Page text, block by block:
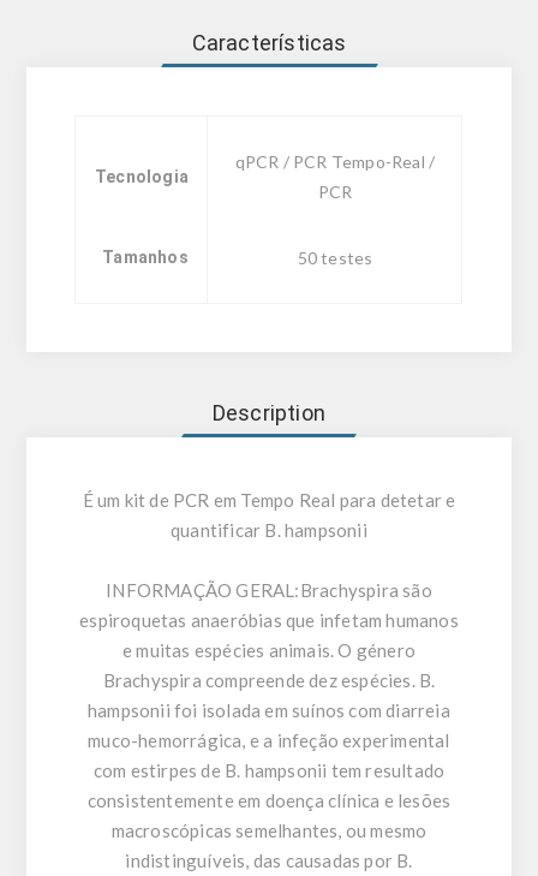
Características
Tecnologia
qPCR / PCR Tempo-Real /
PCR
Tamanhos 50 testes
Description
É um kit de PCR em Tempo Real para detetar e
quantificar B. hampsonii
INFORMAÇÃO GERAL:Brachyspira são
espiroquetas anaeróbias que infetam humanos
e muitas espécies animais. O género
Brachyspira compreende dez espécies. B.
hampsonii foi isolada em suínos com diarreia
muco-hemorrágica, e a infeção experimental
com estirpes de B. hampsonii tem resultado
consistentemente em doença clínica e lesões
macroscópicas semelhantes, ou mesmo
indistinguíveis, das causadas por B.